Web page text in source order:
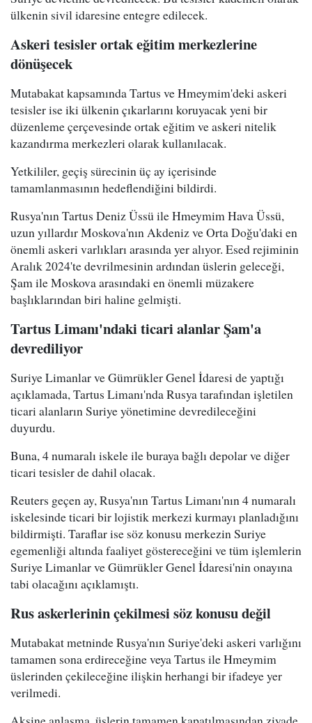
ülkenin sivil idaresine entegre edilecek.
Askeri tesisler ortak eğitim merkezlerine
dönüşecek
Mutabakat kapsamında Tartus ve Hmeymim'deki askeri
tesisler ise iki ülkenin çıkarlarını koruyacak yeni bir
düzenleme çerçevesinde ortak eğitim ve askeri nitelik
kazandırma merkezleri olarak kullanılacak.
Yetkililer, geçiş sürecinin üç ay içerisinde
tamamlanmasının hedeflendiğini bildirdi.
Rusya'nın Tartus Deniz Üssü ile Hmeymim Hava Üssü,
uzun yıllardır Moskova'nın Akdeniz ve Orta Doğu'daki en
önemli askeri varlıkları arasında yer alıyor. Esed rejiminin
Aralık 2024'te devrilmesinin ardından üslerin geleceği,
Şam ile Moskova arasındaki en önemli müzakere
başlıklarından biri haline gelmişti.
Tartus Limanı'ndaki ticari alanlar Şam'a
devrediliyor
Suriye Limanlar ve Gümrükler Genel İdaresi de yaptığı
açıklamada, Tartus Limanı'nda Rusya tarafından işletilen
ticari alanların Suriye yönetimine devredileceğini
duyurdu.
Buna, 4 numaralı iskele ile buraya bağlı depolar ve diğer
ticari tesisler de dahil olacak.
Reuters geçen ay, Rusya'nın Tartus Limanı'nın 4 numaralı
iskelesinde ticari bir lojistik merkezi kurmayı planladığını
bildirmişti. Taraflar ise söz konusu merkezin Suriye
egemenliği altında faaliyet göstereceğini ve tüm işlemlerin
Suriye Limanlar ve Gümrükler Genel İdaresi'nin onayına
tabi olacağını açıklamıştı.
Rus askerlerinin çekilmesi söz konusu değil
Mutabakat metninde Rusya'nın Suriye'deki askeri varlığını
tamamen sona erdireceğine veya Tartus ile Hmeymim
üslerinden çekileceğine ilişkin herhangi bir ifadeye yer
verilmedi.